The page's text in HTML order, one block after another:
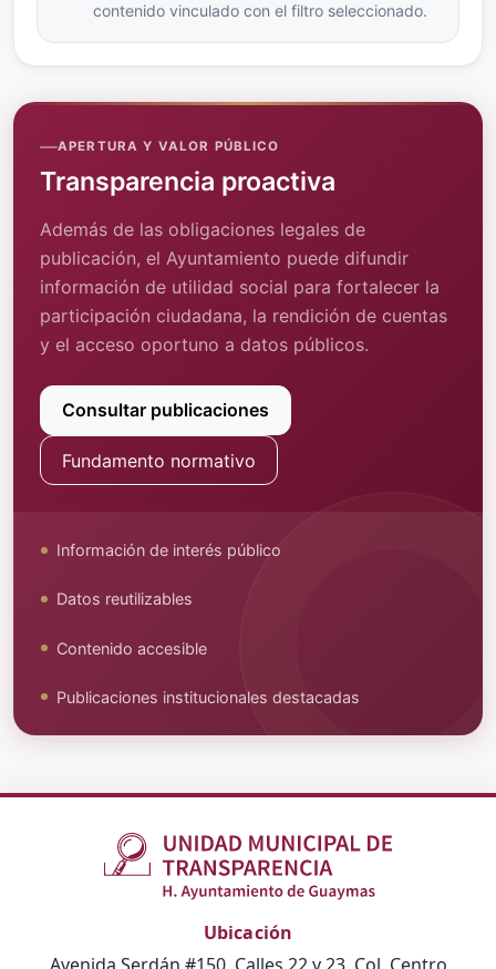
contenido vinculado con el filtro seleccionado.
APERTURA Y VALOR PÚBLICO
Transparencia proactiva
Además de las obligaciones legales de
publicación, el Ayuntamiento puede difundir
información de utilidad social para fortalecer la
participación ciudadana, la rendición de cuentas
y el acceso oportuno a datos públicos.
Consultar publicaciones
Fundamento normativo
Información de interés público
Datos reutilizables
Contenido accesible
Publicaciones institucionales destacadas
Ubicación